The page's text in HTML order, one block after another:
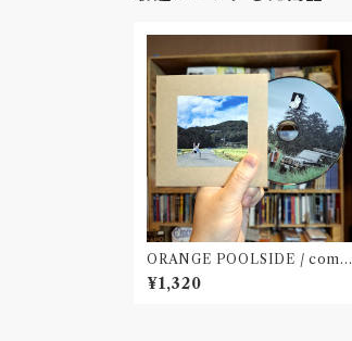
ORANGE POOLSIDE / compl
icatied (CD)〝神奈川・厚木〟
¥1,320